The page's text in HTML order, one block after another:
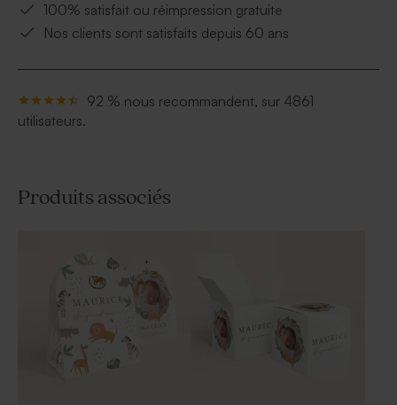
100% satisfait ou réimpression gratuite
Nos clients sont satisfaits depuis 60 ans
92 % nous recommandent, sur 4861
utilisateurs.
Produits associés